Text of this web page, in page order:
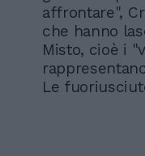
affrontare",
che hanno
Misto, cioè i
Le